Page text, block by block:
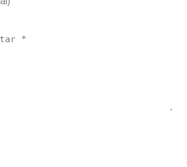
feiert überzeugenden 5:1-